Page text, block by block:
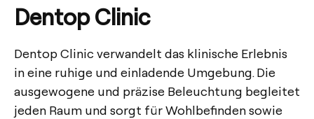
Dentop Clinic
Dentop Clinic verwandelt das klinische Erlebnis
in eine ruhige und einladende Umgebung. Die
ausgewogene und präzise Beleuchtung begleitet
jeden Raum und sorgt für Wohlbefinden sowie